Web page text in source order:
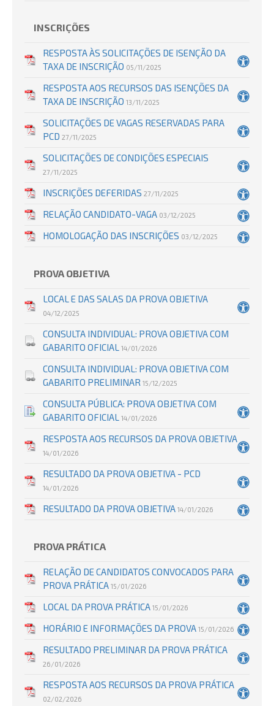
INSCRIÇÕES
RESPOSTA ÀS SOLICITAÇÕES DE ISENÇÃO DA
TAXA DE INSCRIÇÃO 05/11/2025
RESPOSTA AOS RECURSOS DAS ISENÇÕES DA
TAXA DE INSCRIÇÃO 13/11/2025
SOLICITAÇÕES DE VAGAS RESERVADAS PARA
PCD 27/11/2025
SOLICITAÇÕES DE CONDIÇÕES ESPECIAIS
27/11/2025
INSCRIÇÕES DEFERIDAS 27/11/2025
RELAÇÃO CANDIDATO-VAGA 03/12/2025
HOMOLOGAÇÃO DAS INSCRIÇÕES 03/12/2025
PROVA OBJETIVA
LOCAL E DAS SALAS DA PROVA OBJETIVA
04/12/2025
CONSULTA INDIVIDUAL: PROVA OBJETIVA COM
GABARITO OFICIAL 14/01/2026
CONSULTA INDIVIDUAL: PROVA OBJETIVA COM
GABARITO PRELIMINAR 15/12/2025
CONSULTA PÚBLICA: PROVA OBJETIVA COM
GABARITO OFICIAL 14/01/2026
RESPOSTA AOS RECURSOS DA PROVA OBJETIVA
14/01/2026
RESULTADO DA PROVA OBJETIVA - PCD
14/01/2026
RESULTADO DA PROVA OBJETIVA 14/01/2026
PROVA PRÁTICA
RELAÇÃO DE CANDIDATOS CONVOCADOS PARA
PROVA PRÁTICA 15/01/2026
LOCAL DA PROVA PRÁTICA 15/01/2026
HORÁRIO E INFORMAÇÕES DA PROVA 15/01/2026
RESULTADO PRELIMINAR DA PROVA PRÁTICA
26/01/2026
RESPOSTA AOS RECURSOS DA PROVA PRÁTICA
02/02/2026